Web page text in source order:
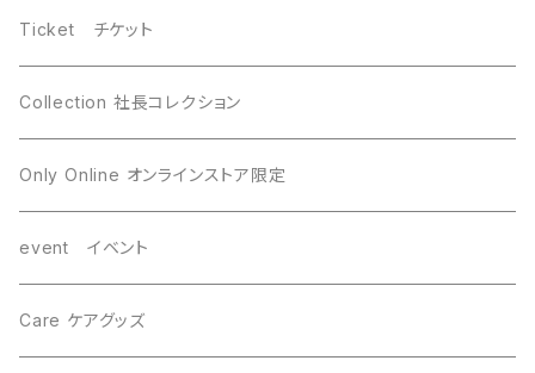
WireWrapping ワイヤーラッピング
Gebel Kamil ゲベルカミル
Mundrabilla マンドラビラ
Saint-Aubin サントーバン
Sikhote-Alin シホーテアリン
Brahin ブラヒン
Uruacu ウルアク
Canyon Diablo キャニオンディアブロ
Agoudal アグダル
Chelyabinsk チェリャビンスク
Ticket チケット
Collection 社長コレクション
Only Online オンラインストア限定
event イベント
Care ケアグッズ